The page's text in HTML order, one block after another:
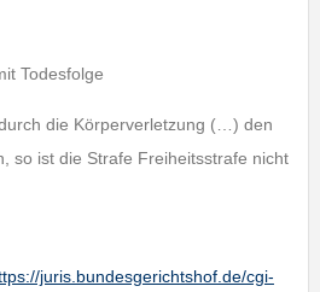
Todesfolge
die Körperverletzung (…) den
so ist die Strafe Freiheitsstrafe nicht
juris.bundesgerichtshof.de/cgi-